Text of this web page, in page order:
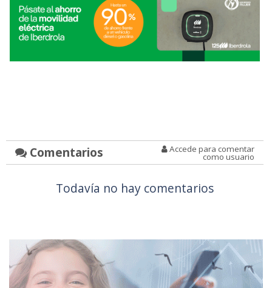
Comentarios Accede para comentar
como usuario
Todavía no hay comentarios